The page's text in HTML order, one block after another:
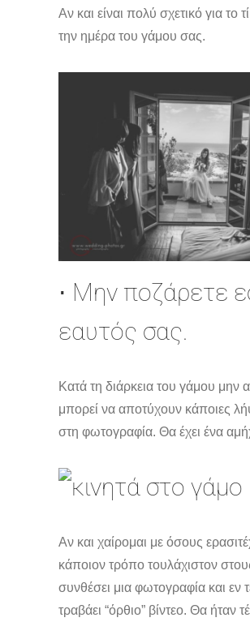
Αν και είναι πολύ σχετικό για
την ημέρα του γάμου σας.
⋅ Μην ποζάρετε
εαυτός σας.
Κατά τη διάρκεια του γάμου
μπορεί να αποτύχουν κάποιες
στη φωτογραφία. Θα έχει ένα
Αν και χαίρομαι με όσους
κάποιον τρόπο τουλάχιστον
συνθέσει μια φωτογραφία και εν
τραβάει “όρθιο” βίντεο. Θα ήταν